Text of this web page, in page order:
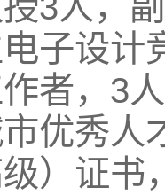
子设计
者，3
优秀人
）证书